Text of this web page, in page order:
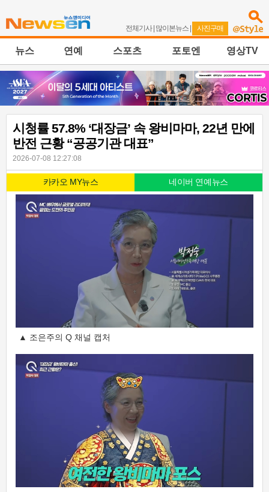
전체기사| 많이본뉴스 | 사진구매
뉴스 연예 스포츠 포토엔 영상TV
시청률 57.8% ‘대장금’ 속 왕비마마, 22년 만에
반전 근황 “공공기관 대표”
2026-07-08 12:27:08
카카오 MY뉴스 네이버 연예뉴스
▲ 조은주의 Q 채널 캡처